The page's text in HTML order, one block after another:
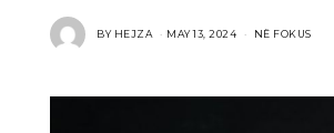
BY HEJZA MAY 13, 2024 NË FOKUS